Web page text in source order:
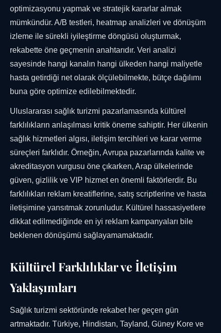
optimizasyonu yapmak ve stratejik kararlar almak
mümkündür. A/B testleri, heatmap analizleri ve dönüşüm
izleme ile sürekli iyileştirme döngüsü oluşturmak,
rekabette öne geçmenin anahtarıdır. Veri analizi
sayesinde hangi kanalın hangi ülkeden hangi maliyetle
hasta getirdiği net olarak ölçülebilmekte, bütçe dağılımı
buna göre optimize edilebilmektedir.
Uluslararası sağlık turizmi pazarlamasında kültürel
farklılıkların anlaşılması kritik öneme sahiptir. Her ülkenin
sağlık hizmetleri algısı, iletişim tercihleri ve karar verme
süreçleri farklıdır. Örneğin, Avrupa pazarlarında kalite ve
akreditasyon vurgusu öne çıkarken, Arap ülkelerinde
güven, gizlilik ve VIP hizmet en önemli faktörlerdir. Bu
farklılıkları reklam kreatiflerine, satış scriptlerine ve hasta
iletişimine yansıtmak zorunludur. Kültürel hassasiyetlere
dikkat edilmediğinde en iyi reklam kampanyaları bile
beklenen dönüşümü sağlayamamaktadır.
Kültürel Farklılıklar ve İletişim
Yaklaşımları
Sağlık turizmi sektöründe rekabet her geçen gün
artmaktadır. Türkiye, Hindistan, Tayland, Güney Kore ve